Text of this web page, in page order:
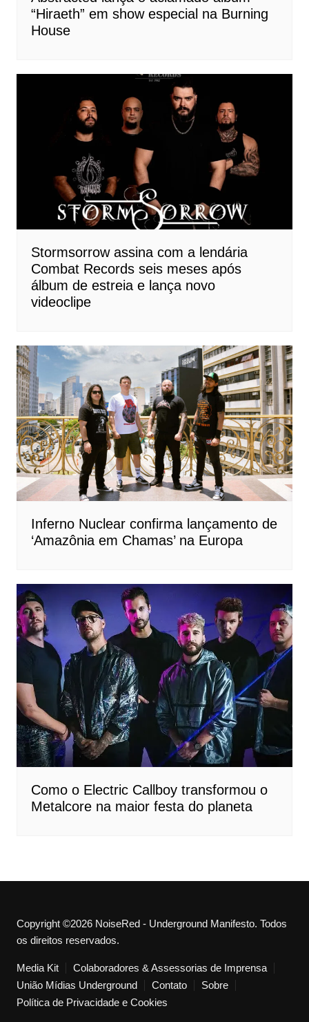
“Hiraeth” em show especial na Burning
House
Stormsorrow assina com a lendária
Combat Records seis meses após
álbum de estreia e lança novo
videoclipe
Inferno Nuclear confirma lançamento de
‘Amazônia em Chamas’ na Europa
Como o Electric Callboy transformou o
Metalcore na maior festa do planeta
Copyright ©2026 NoiseRed - Underground Manifesto. Todos
os direitos reservados.
Media Kit
Colaboradores & Assessorias de Imprensa
União Mídias Underground
Contato
Sobre
Política de Privacidade e Cookies